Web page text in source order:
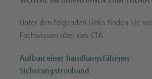
Unter den folgenden Links finden Sie
Fachwissen über das CTA
Aufbau einer handlungsfähigen
Sicherungstreuhand